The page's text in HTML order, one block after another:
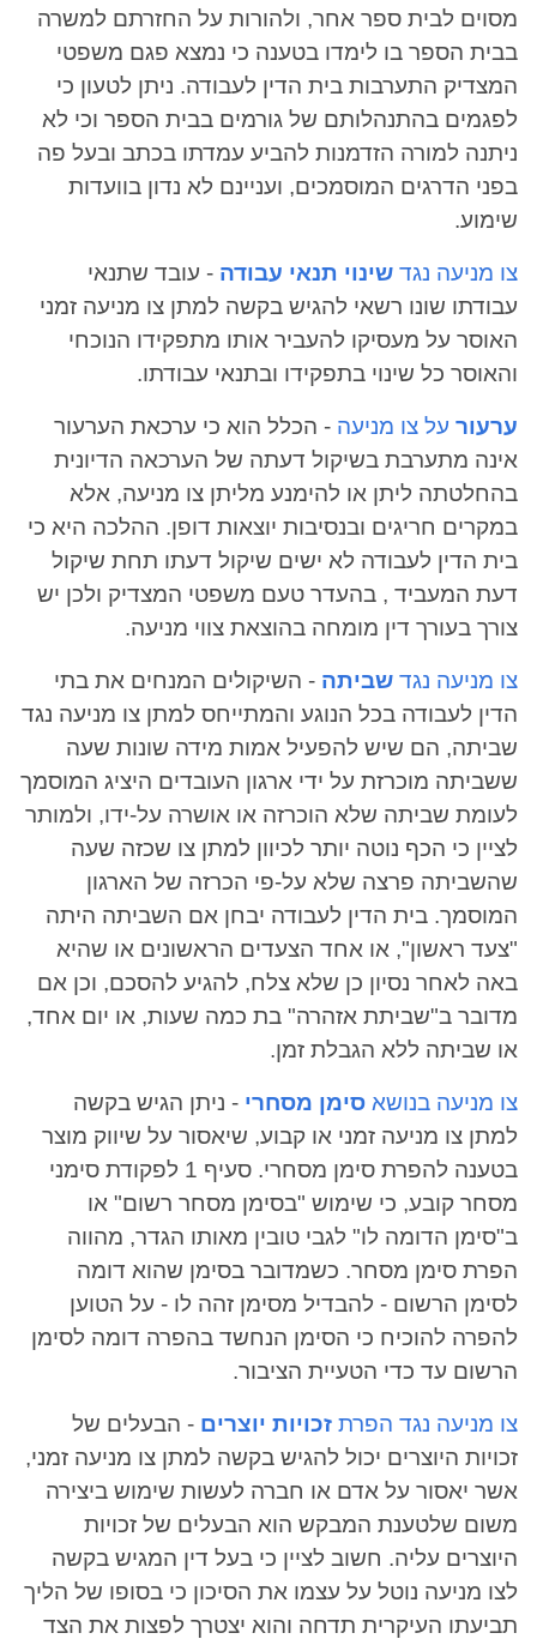
מסוים לבית ספר אחר, ולהורות על החזרתם למשרה
בבית הספר בו לימדו בטענה כי נמצא פגם משפטי
המצדיק התערבות בית הדין לעבודה. ניתן לטעון כי
לפגמים בהתנהלותם של גורמים בבית הספר וכי לא
ניתנה למורה הזדמנות להביע עמדתו בכתב ובעל פה
בפני הדרגים המוסמכים, ועניינם לא נדון בוועדות
שימוע.
צו מניעה נגד שינוי תנאי עבודה - עובד שתנאי
עבודתו שונו רשאי להגיש בקשה למתן צו מניעה זמני
האוסר על מעסיקו להעביר אותו מתפקידו הנוכחי
והאוסר כל שינוי בתפקידו ובתנאי עבודתו.
ערעור על צו מניעה - הכלל הוא כי ערכאת הערעור
אינה מתערבת בשיקול דעתה של הערכאה הדיונית
בהחלטתה ליתן או להימנע מליתן צו מניעה, אלא
במקרים חריגים ובנסיבות יוצאות דופן. ההלכה היא כי
בית הדין לעבודה לא ישים שיקול דעתו תחת שיקול
דעת המעביד , בהעדר טעם משפטי המצדיק ולכן יש
צורך בעורך דין מומחה בהוצאת צווי מניעה.
צו מניעה נגד שביתה - השיקולים המנחים את בתי
הדין לעבודה בכל הנוגע והמתייחס למתן צו מניעה נגד
שביתה, הם שיש להפעיל אמות מידה שונות שעה
ששביתה מוכרזת על ידי ארגון העובדים היציג המוסמך
לעומת שביתה שלא הוכרזה או אושרה על-ידו, ולמותר
לציין כי הכף נוטה יותר לכיוון למתן צו שכזה שעה
שהשביתה פרצה שלא על-פי הכרזה של הארגון
המוסמך. בית הדין לעבודה יבחן אם השביתה היתה
"צעד ראשון", או אחד הצעדים הראשונים או שהיא
באה לאחר נסיון כן שלא צלח, להגיע להסכם, וכן אם
מדובר ב"שביתת אזהרה" בת כמה שעות, או יום אחד,
או שביתה ללא הגבלת זמן.
צו מניעה בנושא סימן מסחרי - ניתן הגיש בקשה
למתן צו מניעה זמני או קבוע, שיאסור על שיווק מוצר
בטענה להפרת סימן מסחרי. סעיף ‎1 לפקודת סימני
מסחר קובע, כי שימוש "בסימן מסחר רשום" או
ב"סימן הדומה לו" לגבי טובין מאותו הגדר, מהווה
הפרת סימן מסחר. כשמדובר בסימן שהוא דומה
לסימן הרשום - להבדיל מסימן זהה לו - על הטוען
להפרה להוכיח כי הסימן הנחשד בהפרה דומה לסימן
הרשום עד כדי הטעיית הציבור.
צו מניעה נגד הפרת זכויות יוצרים - הבעלים של
זכויות היוצרים יכול להגיש בקשה למתן צו מניעה זמני,
אשר יאסור על אדם או חברה לעשות שימוש ביצירה
משום שלטענת המבקש הוא הבעלים של זכויות
היוצרים עליה. חשוב לציין כי בעל דין המגיש בקשה
לצו מניעה נוטל על עצמו את הסיכון כי בסופו של הליך
תביעתו העיקרית תדחה והוא יצטרך לפצות את הצד